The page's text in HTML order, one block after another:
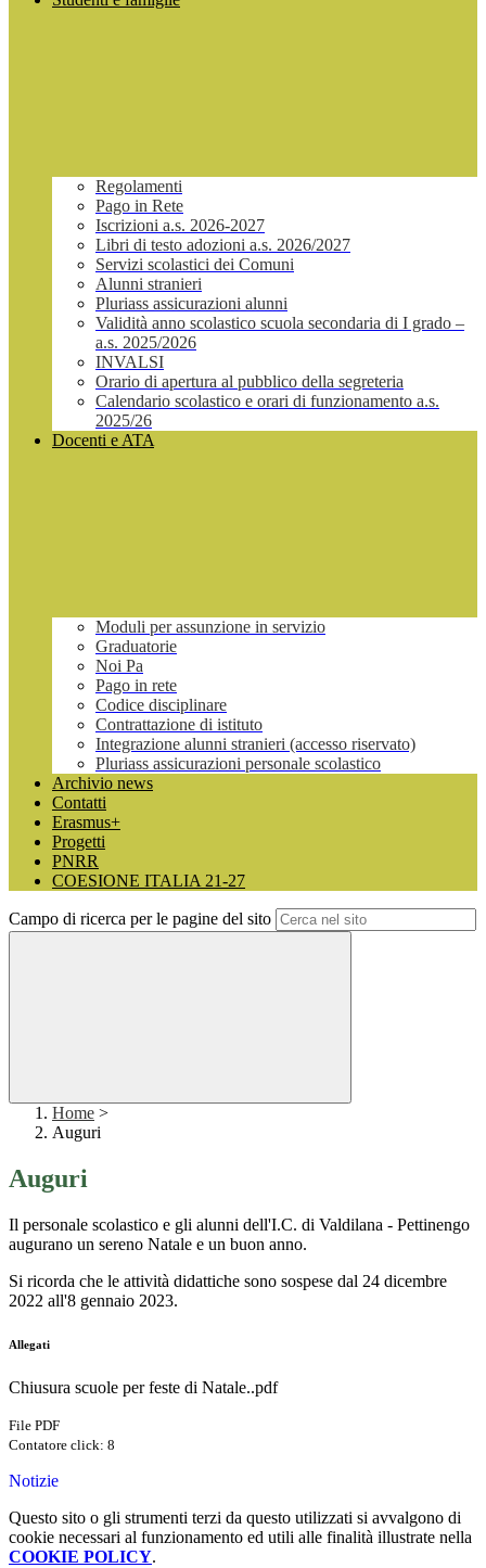
Regolamenti
Pago in Rete
Iscrizioni a.s. 2026-2027
Libri di testo adozioni a.s. 2026/2027
Servizi scolastici dei Comuni
Alunni stranieri
Pluriass assicurazioni alunni
Validità anno scolastico scuola secondaria di I grado –
a.s. 2025/2026
INVALSI
Orario di apertura al pubblico della segreteria
Calendario scolastico e orari di funzionamento a.s.
2025/26
Docenti e ATA
Moduli per assunzione in servizio
Graduatorie
Noi Pa
Pago in rete
Codice disciplinare
Contrattazione di istituto
Integrazione alunni stranieri (accesso riservato)
Pluriass assicurazioni personale scolastico
Archivio news
Contatti
Erasmus+
Progetti
PNRR
COESIONE ITALIA 21-27
Campo di ricerca per le pagine del sito
Home >
Auguri
Auguri
Il personale scolastico e gli alunni dell'I.C. di Valdilana - Pettinengo
augurano un sereno Natale e un buon anno.
Si ricorda che le attività didattiche sono sospese dal 24 dicembre
2022 all'8 gennaio 2023.
Allegati
Chiusura scuole per feste di Natale..pdf
File PDF
Contatore click: 8
Notizie
Questo sito o gli strumenti terzi da questo utilizzati si avvalgono di
cookie necessari al funzionamento ed utili alle finalità illustrate nella
COOKIE POLICY.